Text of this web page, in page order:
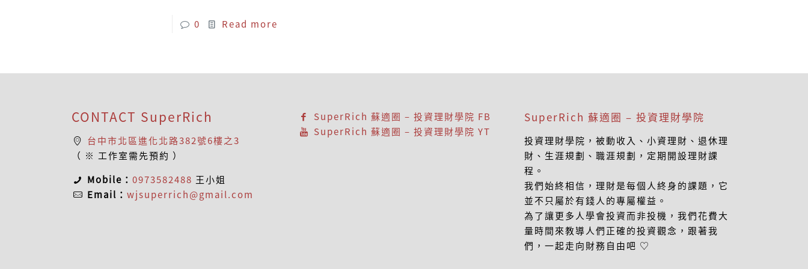
0 Read more
CONTACT SuperRich
台中市北區進化北路382號6樓之3
（ ※ 工作室需先預約 ）
Mobile： 0973582488 王小姐
Email： wjsuperrich@gmail.com
SuperRich 蘇適圈 – 投資理財學院 FB
SuperRich 蘇適圈 – 投資理財學院 YT
SuperRich 蘇適圈 – 投資理財學院
投資理財學院，被動收入、小資理財、退休理
財、生涯規劃、職涯規劃，定期開設理財課
程。
我們始終相信，理財是每個人終身的課題，它
並不只屬於有錢人的專屬權益。
為了讓更多人學會投資而非投機，我們花費大
量時間來教導人們正確的投資觀念，跟著我
們，一起走向財務自由吧 ♡